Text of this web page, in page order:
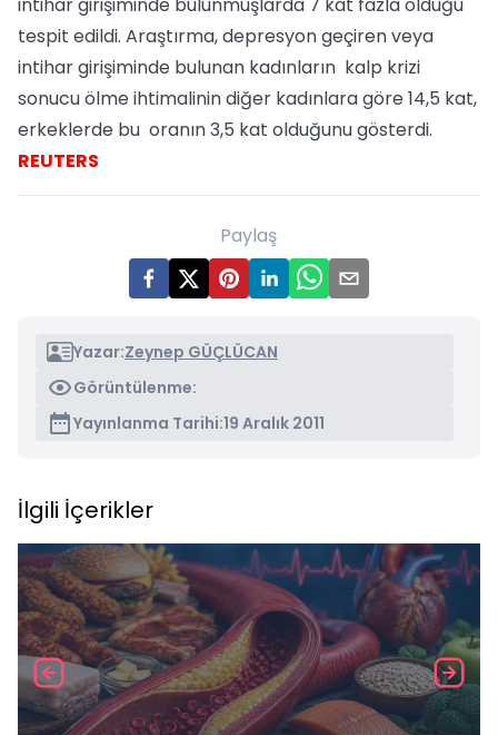
tespit edildi. Araştırma, depresyon geçiren veya
intihar girişiminde bulunan kadınların kalp krizi
sonucu ölme ihtimalinin diğer kadınlara göre 14,5 kat,
erkeklerde bu oranın 3,5 kat olduğunu gösterdi.
REUTERS
Paylaş
Yazar:Zeynep GÜÇLÜCAN
Görüntülenme:
Yayınlanma Tarihi:19 Aralık 2011
İlgili İçerikler